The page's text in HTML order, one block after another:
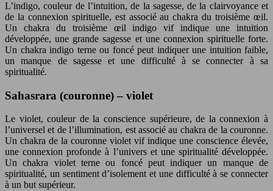
L’indigo, couleur de l’intuition, de la sagesse, de la clairvoyance et
de la connexion spirituelle, est associé au chakra du troisième œil.
Un chakra du troisième œil indigo vif indique une intuition
développée, une grande sagesse et une connexion spirituelle forte.
Un chakra indigo terne ou foncé peut indiquer une intuition faible,
un manque de sagesse et une difficulté à se connecter à sa
spiritualité.
Sahasrara (couronne) – violet
Le violet, couleur de la conscience supérieure, de la connexion à
l’universel et de l’illumination, est associé au chakra de la couronne.
Un chakra de la couronne violet vif indique une conscience élevée,
une connexion profonde à l’univers et une spiritualité développée.
Un chakra violet terne ou foncé peut indiquer un manque de
spiritualité, un sentiment d’isolement et une difficulté à se connecter
à un but supérieur.